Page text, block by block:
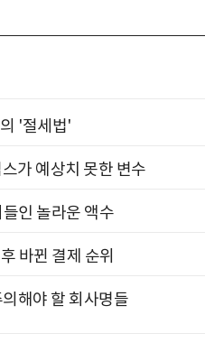
'절세법'
가 예상치 못한 변수
인 놀라운 액수
바뀐 결제 순위
해야 할 회사명들